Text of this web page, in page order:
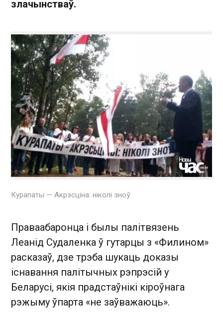
злачынстваў.
Курапаты — Акрэсціна: ніколі зноў
Праваабаронца і былы палітвязень
Леанід Судаленка ў гутарцы з «Филином»
расказаў, дзе трэба шукаць доказы
існавання палітычных рэпрэсій у
Беларусі, якія прадстаўнікі кіроўнага
рэжыму ўпарта «не заўважаюць».